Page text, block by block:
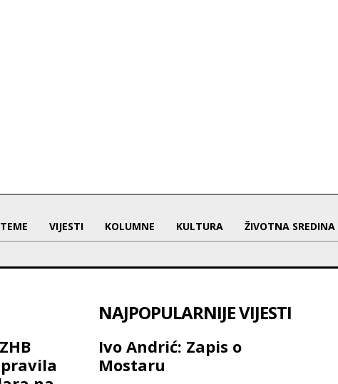
VIJESTI KOLUMNE KULTURA ŽIVOTNA SREDINA
NAJPOPULARNIJE VIJESTI
Ivo Andrić: Zapis o
Mostaru